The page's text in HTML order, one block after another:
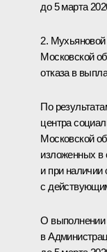
до 5 марта
2.
Московской
отказа в
По
центра
Московской
изложенных
и при наличии
с
О выполнении
в